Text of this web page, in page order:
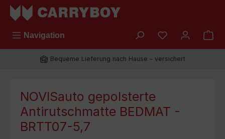
Zum Hauptinhalt springen
Navigation Du hast 0
Bequeme Lieferung nach Hause – versichert
NOVISauto gepolsterte
Antirutschmatte BEDMAT -
BRTT07-5,7